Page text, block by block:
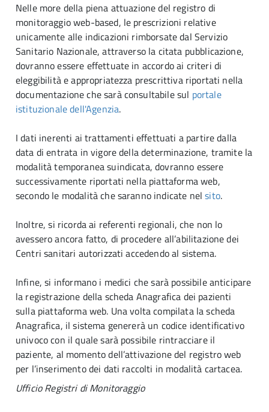
Nelle more della piena attuazione del registro di
monitoraggio web-based, le prescrizioni relative
unicamente alle indicazioni rimborsate dal Servizio
Sanitario Nazionale, attraverso la citata pubblicazione,
dovranno essere effettuate in accordo ai criteri di
eleggibilità e appropriatezza prescrittiva riportati nella
documentazione che sarà consultabile sul portale
istituzionale dell'Agenzia.
I dati inerenti ai trattamenti effettuati a partire dalla
data di entrata in vigore della determinazione, tramite la
modalità temporanea suindicata, dovranno essere
successivamente riportati nella piattaforma web,
secondo le modalità che saranno indicate nelsito.
Inoltre, si ricorda ai referenti regionali, che non lo
avessero ancora fatto, di procedere all’abilitazione dei
Centri sanitari autorizzati accedendo al sistema.
Infine, si informano i medici che sarà possibile anticipare
la registrazione della scheda Anagrafica dei pazienti
sulla piattaforma web. Una volta compilata la scheda
Anagrafica, il sistema genererà un codice identificativo
univoco con il quale sarà possibile rintracciare il
paziente, al momento dell’attivazione del registro web
per l’inserimento dei dati raccolti in modalità cartacea.
Ufficio Registri di Monitoraggio